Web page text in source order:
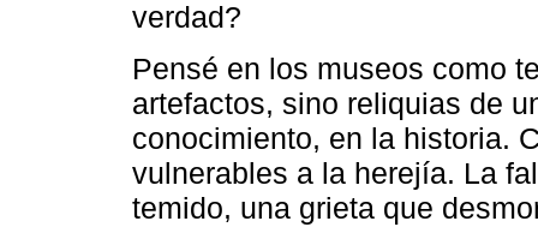
verdad?
Pensé en los museos como
artefactos, sino reliquias de
conocimiento, en la historia.
vulnerables a la herejía. La
temido, una grieta que